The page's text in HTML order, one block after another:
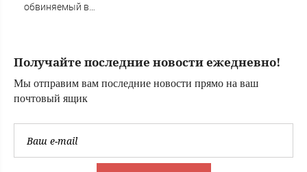
обвиняемый в
Получайте последние новости ежедневно!
Мы отправим вам последние новости прямо на ваш
почтовый ящик